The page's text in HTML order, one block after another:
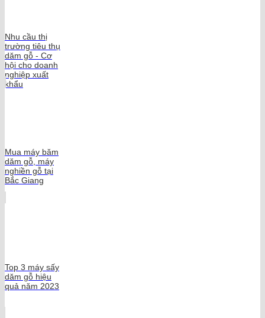
Nhu cầu thị
trường tiêu thụ
dăm gỗ - Cơ
hội cho doanh
nghiệp xuất
khẩu
Mua máy băm
dăm gỗ, máy
nghiền gỗ tại
Bắc Giang
Top 3 máy sấy
dăm gỗ hiệu
quả năm 2023